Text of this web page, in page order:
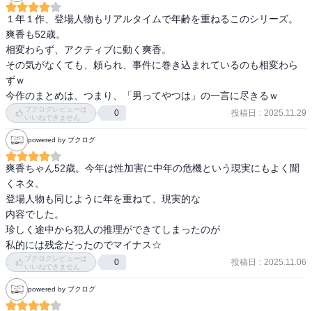
１年１作、登場人物もリアルタイムで年齢を重ねるこのシリーズ。
爽香も52歳。
相変わらず、アクティブに動く爽香。
その気がなくても、頼られ、事件に巻き込まれているのも相変わら
ずｗ
今作のまとめは、つまり、「男ってやつは」の一言に尽きるｗ
ブクログレビューは
いいねできません
0 投稿日 : 2025.11.29
powered by ブクログ
爽香ちゃん52歳。今年は性加害に中年の危機という現実にもよく聞
くネタ。
登場人物も同じように年を重ねて、現実的な
内容でした。
珍しく途中から犯人の推理ができてしまったのが
私的には残念だったのでマイナス☆
ブクログレビューは
いいねできません
0 投稿日 : 2025.11.06
powered by ブクログ